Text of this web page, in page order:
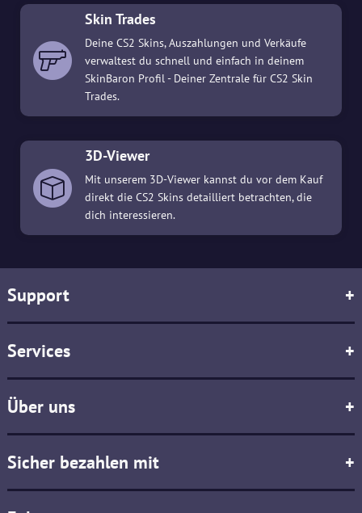
Skin Trades
Deine CS2 Skins, Auszahlungen und Verkäufe
verwaltest du schnell und einfach in deinem
SkinBaron Profil - Deiner Zentrale für CS2 Skin
Trades.
3D-Viewer
Mit unserem 3D-Viewer kannst du vor dem Kauf
direkt die CS2 Skins detailliert betrachten, die
dich interessieren.
Support +
Services +
Über uns +
Sicher bezahlen mit +